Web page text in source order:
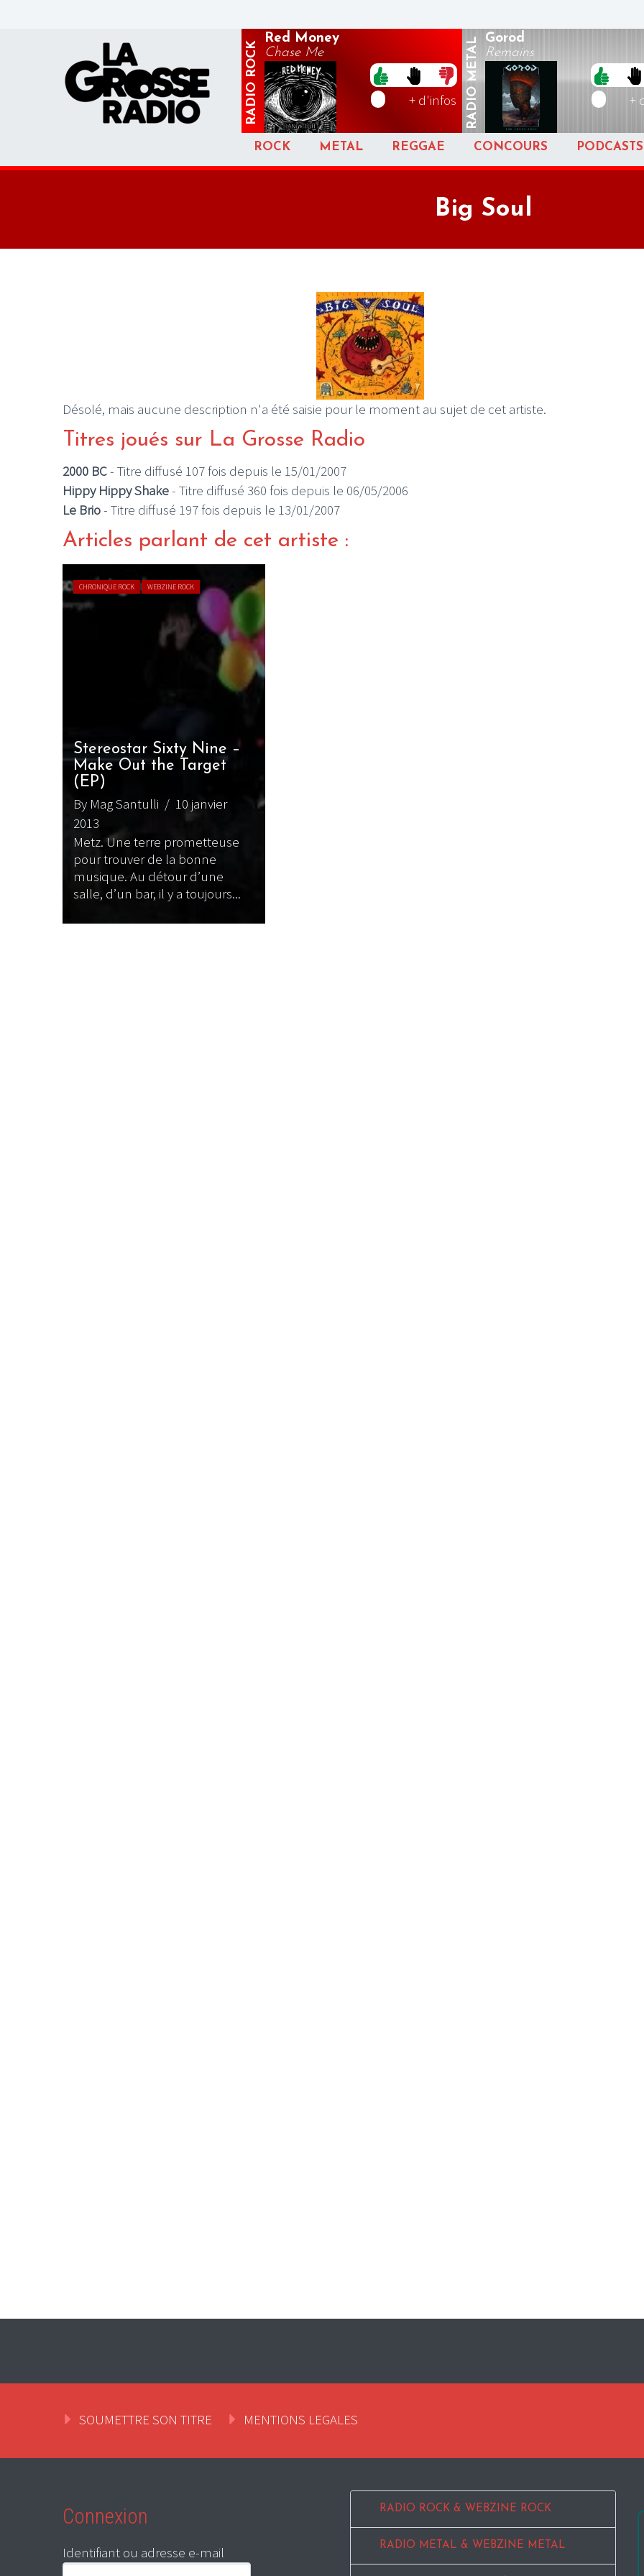
RADIO
ROCK
Red Money
Chase Me
+ d'infos RADIO
METAL Gorod
Remains
+
ROCK METAL REGGAE CONCOURS PODCASTS
Big Soul
Désolé, mais aucune description n'a été saisie pour le moment au sujet de cet artiste.
Titres joués sur La Grosse Radio
2000 BC- Titre diffusé 107 fois depuis le 15/01/2007
Hippy Hippy Shake- Titre diffusé 360 fois depuis le 06/05/2006
Le Brio- Titre diffusé 197 fois depuis le 13/01/2007
Articles parlant de cet artiste :
CHRONIQUE ROCK WEBZINE ROCK
Stereostar Sixty Nine –
Make Out the Target
(EP)
By Mag Santulli / 10 janvier
2013
Metz. Une terre prometteuse
pour trouver de la bonne
musique. Au détour d’une
salle, d’un bar, il y a toujours...
SOUMETTRE SON TITRE MENTIONS LEGALES
Connexion
Identifiant ou adresse e-mail
RADIO ROCK & WEBZINE ROCK
RADIO METAL & WEBZINE METAL